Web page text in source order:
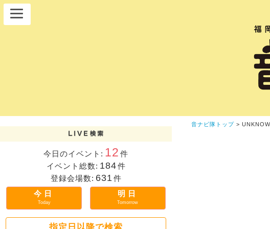
今日のイベント: 12 件
イベント総数: 184件
登録会場数: 631 件
今日
Today
明日
Tomorrow
指定日以降で検索
音ナビ隊トップ >